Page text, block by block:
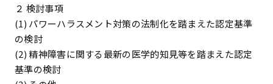
２ 検討事項
(1) パワーハラスメント対策の法制化を踏まえた認定基準
の検討
(2) 精神障害に関する最新の医学的知見等を踏まえた認定
基準の検討